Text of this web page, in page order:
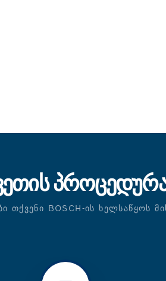
ᲗᲥᲕᲔᲜᲘ BOSCH-ᲘᲡ ᲮᲔᲚᲡᲐᲬᲧᲝᲡ